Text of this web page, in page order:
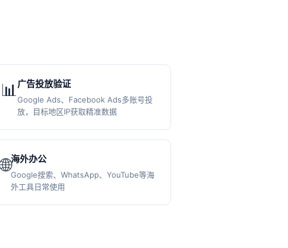
📊广告投放验证
Google Ads、Facebook Ads多账号投
放，目标地区IP获取精准数据
🌐海外办公
Google搜索、WhatsApp、YouTube等海
外工具日常使用